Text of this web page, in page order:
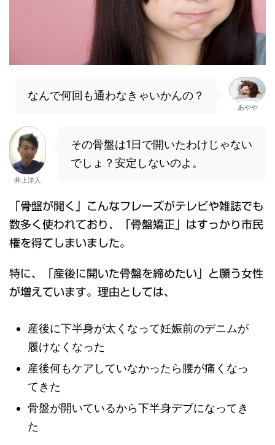
なんで何回も通わなきゃいかんの？
あやや
井上洋人
その骨盤は1日で開いたわけじゃない
でしょ？安定しないのよ。
「骨盤が開く」こんなフレーズがテレビや雑誌でも
数多く使われており、「骨盤矯正」はすっかり市民
権を得てしまいました。
特に、「産後に開いた骨盤を締めたい」と願う女性
が増えています。理由としては、
産後に下半身が太くなって妊娠前のデニムが
履けなくなった
産後何もケアしていなかったら腰が痛くなっ
てきた
骨盤が開いているから下半身デブになってき
た